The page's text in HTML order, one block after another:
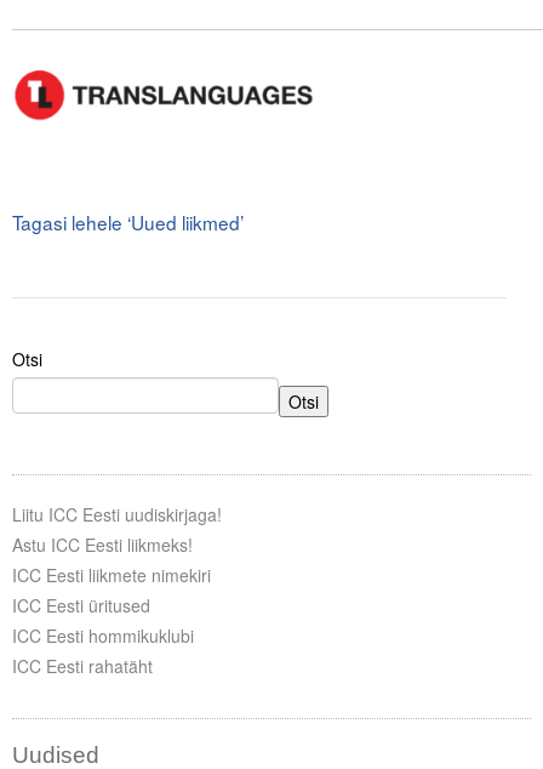
Viidad
ICC komisjonid
Videod
Liitu meililistiga
Oskusteave
Incoterms® 2020
Projektid
Tagasi lehele ‘Uued liikmed’
Otsi
Otsi
Liitu ICC Eesti uudiskirjaga!
Astu ICC Eesti liikmeks!
ICC Eesti liikmete nimekiri
ICC Eesti üritused
ICC Eesti hommikuklubi
ICC Eesti rahatäht
Uudised